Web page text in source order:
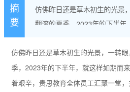
摘
要
仿佛昨日还是草木初生的光景
翻滚的夏季，2023年的下半年
一堂，共襄盛举，2023年度年
完成！
仿佛昨日还是草木初生的光景，一转
季，2023年的下半年，就这样如期而
着艰辛，贵思教育全体员工汇聚一堂